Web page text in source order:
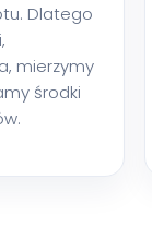
Dlatego
mierzymy
środki